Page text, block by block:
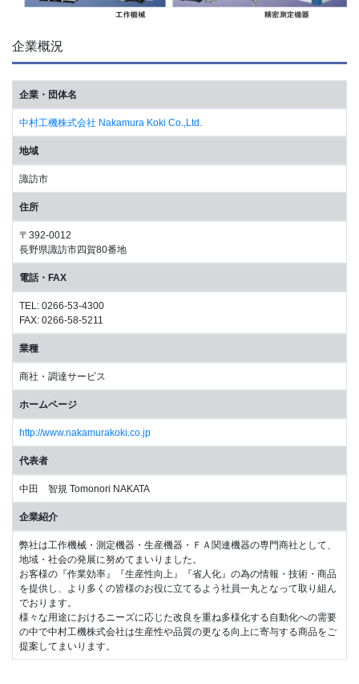
企業概況
企業・団体名
中村工機株式会社 Nakamura Koki Co.,Ltd.
地域
諏訪市
住所
〒392-0012
長野県諏訪市四賀80番地
電話・FAX
TEL: 0266-53-4300
FAX: 0266-58-5211
業種
商社・調達サービス
ホームページ
http://www.nakamurakoki.co.jp
代表者
中田 智規 Tomonori NAKATA
企業紹介
弊社は工作機械・測定機器・生産機器・ＦＡ関連機器の専門商社として、
地域・社会の発展に努めてまいりました。
お客様の『作業効率』『生産性向上』『省人化』の為の情報・技術・商品
を提供し、より多くの皆様のお役に立てるよう社員一丸となって取り組ん
でおります。
様々な用途におけるニーズに応じた改良を重ね多様化する自動化への需要
の中で中村工機株式会社は生産性や品質の更なる向上に寄与する商品をご
提案してまいります。